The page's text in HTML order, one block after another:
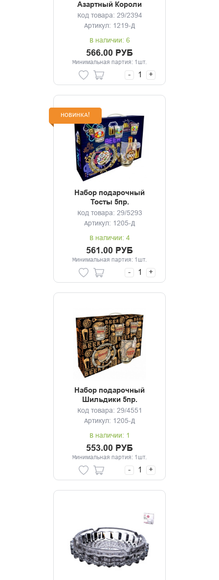
Азартный Короли
Код товара: 29/2394
Артикул: 1219-Д
В наличии: 6
566.00 РУБ
Минимальная партия: 1шт.
- +
НОВИНКА!
Набор подарочный
Тосты 5пр.
Код товара: 29/5293
Артикул: 1205-Д
В наличии: 4
561.00 РУБ
Минимальная партия: 1шт.
- +
Набор подарочный
Шильдики 5пр.
Код товара: 29/4551
Артикул: 1205-Д
В наличии: 1
553.00 РУБ
Минимальная партия: 1шт.
- +